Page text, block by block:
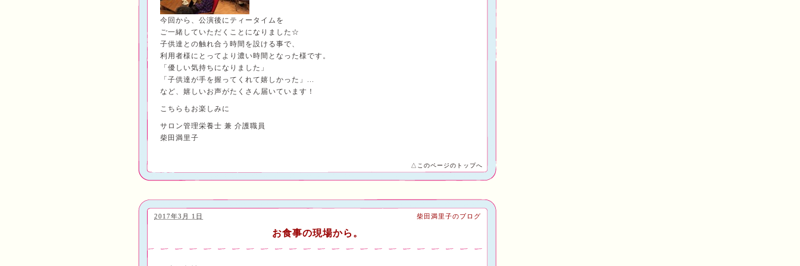
今回から、公演後にティータイムを
ご一緒していただくことになりました☆
子供達との触れ合う時間を設ける事で、
利用者様にとってより濃い時間となった様です。
「優しい気持ちになりました」
「子供達が手を握ってくれて嬉しかった」...
など、嬉しいお声がたくさん届いています！
こちらもお楽しみに
サロン管理栄養士 兼 介護職員
柴田満里子
△このページのトップへ
お食事の現場から。
2017年3月 1日 柴田満里子のブログ